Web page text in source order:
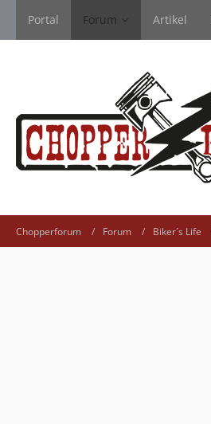
Portal Forum Artikel
Chopperforum Forum Biker´s Life